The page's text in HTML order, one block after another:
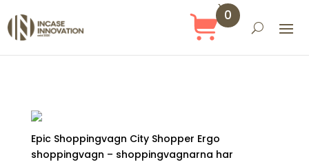
0
Epic Shoppingvagn City Shopper Ergo
shoppingvagn – shoppingvagnarna har